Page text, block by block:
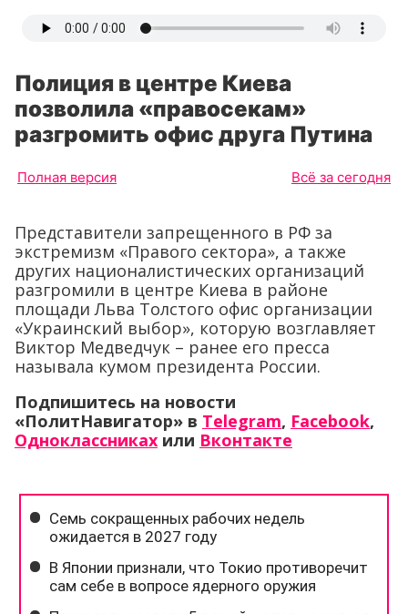
Полиция в центре Киева
позволила «правосекам»
разгромить офис друга Путина
Полная версия Всё за сегодня
Представители запрещенного в РФ за
экстремизм «Правого сектора», а также
других националистических организаций
разгромили в центре Киева в районе
площади Льва Толстого офис организации
«Украинский выбор», которую возглавляет
Виктор Медведчук – ранее его пресса
называла кумом президента России.
Подпишитесь на новости
«ПолитНавигатор» в Telegram, Facebook,
Одноклассниках или Вконтакте